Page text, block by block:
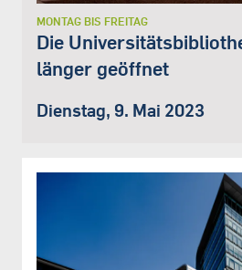
MONTAG BIS FREITAG
Die
länger geöffnet
Dienstag, 9. Mai 2023